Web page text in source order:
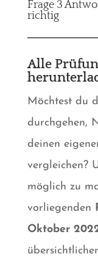
Frage 3
richtig
Alle
Möchtest du
durchgehen,
deinen
vergleichen?
möglich zu
vorliegenden
Oktober